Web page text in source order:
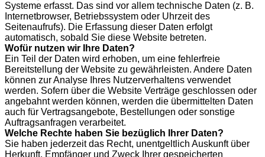
Systeme erfasst. Das sind vor allem technische Daten (z. B.
Internetbrowser, Betriebssystem oder Uhrzeit des
Seitenaufrufs). Die Erfassung dieser Daten erfolgt
automatisch, sobald Sie diese Website betreten.
Wofür nutzen wir Ihre Daten?
Ein Teil der Daten wird erhoben, um eine fehlerfreie
Bereitstellung der Website zu gewährleisten. Andere Daten
können zur Analyse Ihres Nutzerverhaltens verwendet
werden. Sofern über die Website Verträge geschlossen oder
angebahnt werden können, werden die übermittelten Daten
auch für Vertragsangebote, Bestellungen oder sonstige
Auftragsanfragen verarbeitet.
Welche Rechte haben Sie bezüglich Ihrer Daten?
Sie haben jederzeit das Recht, unentgeltlich Auskunft über
Herkunft, Empfänger und Zweck Ihrer gespeicherten